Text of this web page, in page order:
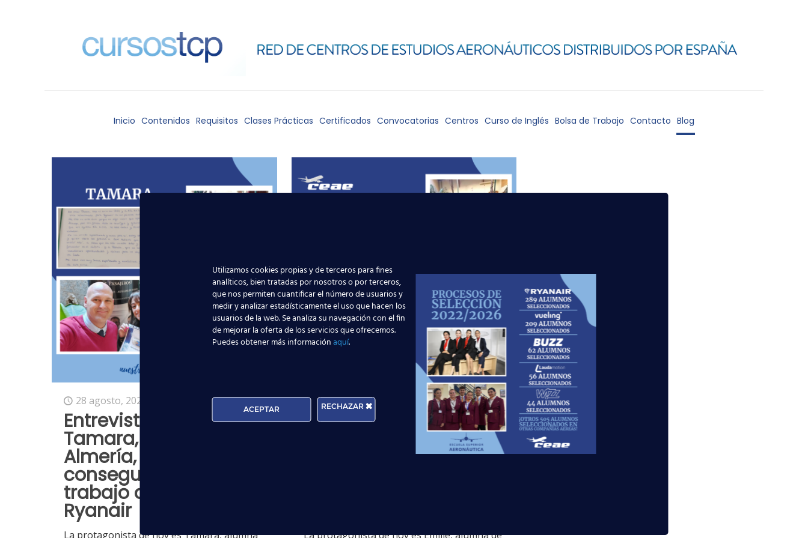
Inicio Contenidos Requisitos Clases Prácticas Certificados Convocatorias Centros Curso de Inglés Bolsa de Trabajo Contacto Blog
28 agosto, 2023
Entrevistamos a
Tamara, alumna de
Almería, tras
conseguir su primer
trabajo como TCP en
Ryanair
La protagonista de hoy es Tamara, alumna
21 agosto, 2023
Entrevistamos a
Emilie, alumna de
Almería, tras
La protagonista de hoy es Emilie, alumna de
Utilizamos cookies propias y de terceros para fines
analíticos, bien tratadas por nosotros o por terceros,
que nos permiten cuantificar el número de usuarios y
medir y analizar estadísticamente el uso que hacen los
usuarios de la web. Se analiza su navegación con el fin
de mejorar la oferta de los servicios que ofrecemos.
Puedes obtener más informaciónaquí.
ACEPTAR RECHAZAR